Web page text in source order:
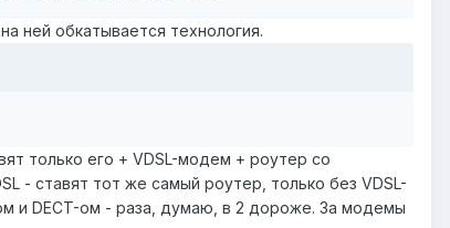
ней обкатывается технология.
только его + VDSL-модем + роутер со
- ставят тот же самый роутер, только без VDSL-
и DECT-ом - раза, думаю, в 2 дороже. За модемы